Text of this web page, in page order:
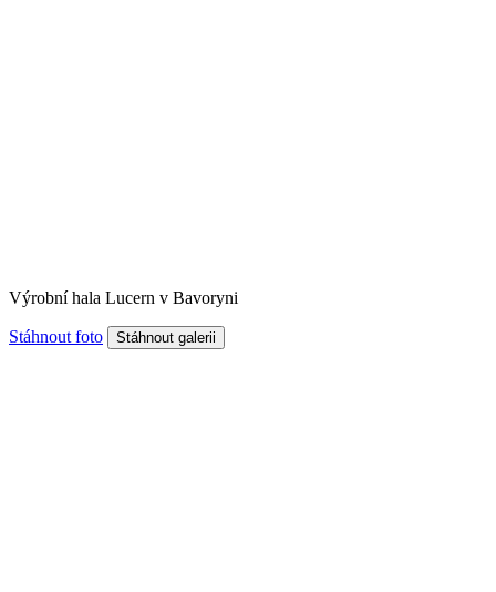
Výrobní hala Lucern v Bavoryni
Stáhnout foto